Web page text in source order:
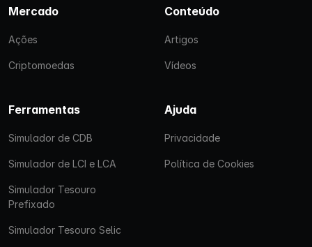
Mercado
Ações
Criptomoedas
Conteúdo
Artigos
Vídeos
Ferramentas
Simulador de CDB
Simulador de LCI e LCA
Simulador Tesouro
Prefixado
Simulador Tesouro Selic
Ajuda
Privacidade
Política de Cookies